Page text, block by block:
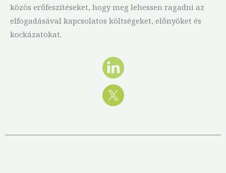
közös erőfeszítéseket, hogy meg lehessen ragadni az
elfogadásával kapcsolatos költségeket, előnyöket és
kockázatokat.